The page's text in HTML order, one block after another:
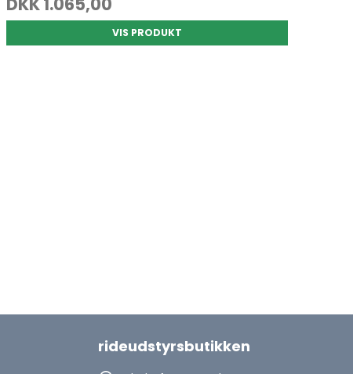
VIS PRODUKT
rideudstyrsbutikken